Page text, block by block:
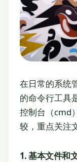
在日常的系统
的命令行工具
控制台（cmd
较，重点关注
1. 基本文件和